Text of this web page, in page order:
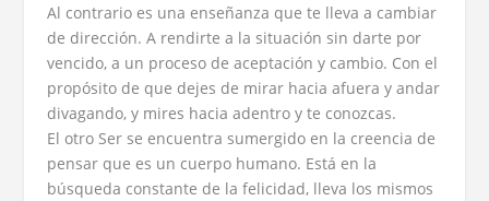
Al contrario es una enseñanza que te lleva a cambiar
de dirección. A rendirte a la situación sin darte por
vencido, a un proceso de aceptación y cambio. Con el
propósito de que dejes de mirar hacia afuera y andar
divagando, y mires hacia adentro y te conozcas.
El otro Ser se encuentra sumergido en la creencia de
pensar que es un cuerpo humano. Está en la
búsqueda constante de la felicidad, lleva los mismos